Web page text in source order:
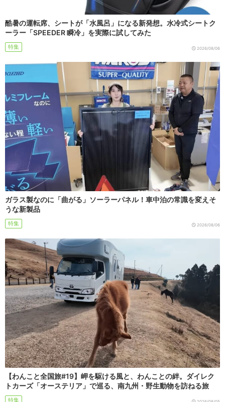
酷暑の運転席、シートが「水風呂」になる新発想。水冷式シートク
ーラー「SPEEDER 瞬冷」を実際に試してみた
特集 2026/08/06
ガラス製なのに「曲がる」ソーラーパネル！車中泊の常識を変えそ
うな新製品
特集 2026/08/06
【わんこと全国旅#19】岬を駆ける風と、わんことの絆。ダイレク
トカーズ「オーステリア」で巡る、南九州・野生動物を訪ねる旅
特集